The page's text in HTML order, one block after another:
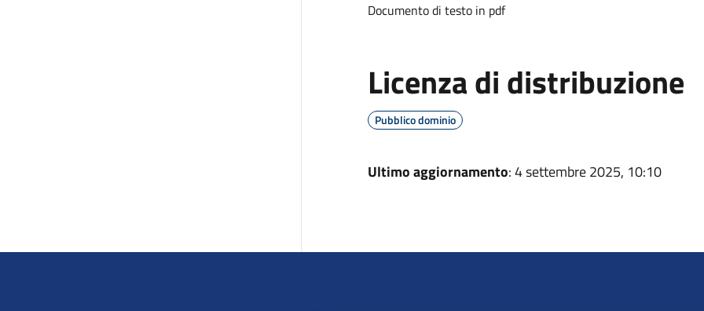
Documento di testo in pdf
Licenza di distribuzione
Pubblico dominio
Ultimo aggiornamento: 4 settembre 2025, 10:10